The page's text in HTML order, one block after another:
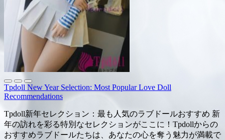
Tpdoll New Year Selection: Most Popular Love Doll
Recommendations
Tpdoll新年セレクション：最も人気のラブドールおすすめ 新
年の訪れを彩る特別なセレクションがここに！Tpdollからの
おすすめラブドールたちは、あなたの心を奪う魅力が満載で